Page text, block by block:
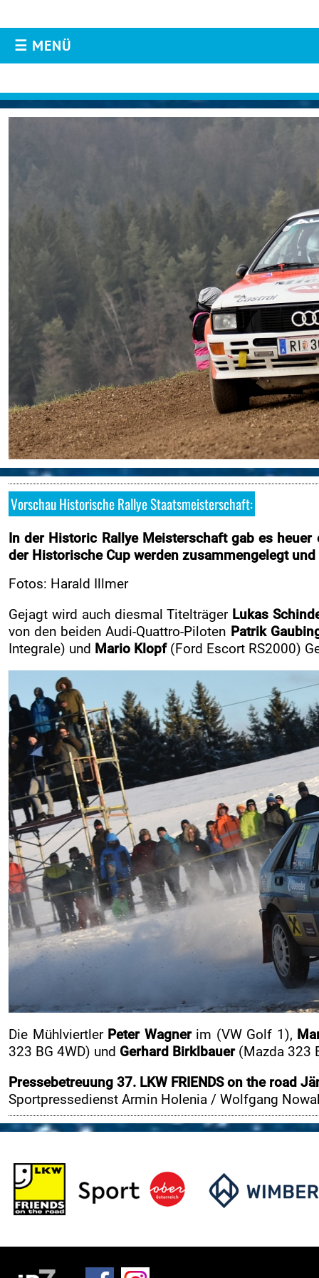
☰ MENÜ
Aktuelles
Livestream
Fotos & Videos
TEILNEHMER
Online-Aushang
Regional Rallye Cup
Nennung
Nennliste
Zeitplan
Streckenplan
SP Onboard Videos
Zimmernachweis
Ticket AGB
ZUSEHER
Zuseherinformationen
Live-Resultate
ORM APP
Zeitplan
Nennliste
Streckenplan
SP Onboard Videos
Tickets / Verkaufstellen
Ticket AGB
Rallye-Journal
Zimmernachweis
PRESSE
Pressemeldungen
Medienpartner
Nennliste
Streckenplan
SP Onboard Videos
Ticket AGB
Rallye-Journal
Zimmernachweis
RCM
Vorschau Historische Rallye Staatsmeisterschaft:
In der Historic Rallye Meisterschaft gab es
der Historische Cup werden zusammengelegt
Fotos: Harald Illmer
Gejagt wird auch diesmal Titelträger Lukas
von den beiden Audi-Quattro-Piloten Patrik
Integrale) und Mario Klopf(Ford Escort RS2000)
Die Mühlviertler Peter Wagnerim (VW Golf 1),
323 BG 4WD) und Gerhard Birklbauer(Mazda 323
Pressebetreuung 37. LKW FRIENDS on the road
Sportpressedienst Armin Holenia / Wolfgang Now